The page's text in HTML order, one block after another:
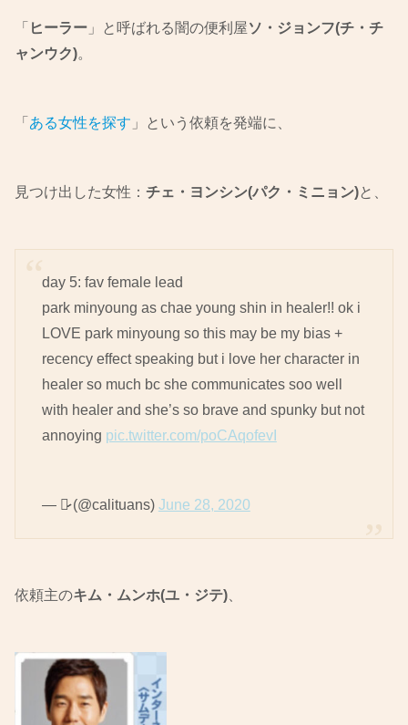
「 ヒーラー 」と呼ばれる闇の便利屋ソ・ジョンフ(チ・チ
ャンウク)。
「 ある女性を探す 」という依頼を発端に、
見つけ出した女性： チェ・ヨンシン(パク・ミニョン)と、
day 5: fav female lead
park minyoung as chae young shin in healer!! ok i
LOVE park minyoung so this may be my bias +
recency effect speaking but i love her character in
healer so much bc she communicates soo well
with healer and she’s so brave and spunky but not
annoying pic.twitter.com/poCAqofevI
— ♡̷̷̷ (@calituans) June 28, 2020
依頼主のキム・ムンホ(ユ・ジテ)